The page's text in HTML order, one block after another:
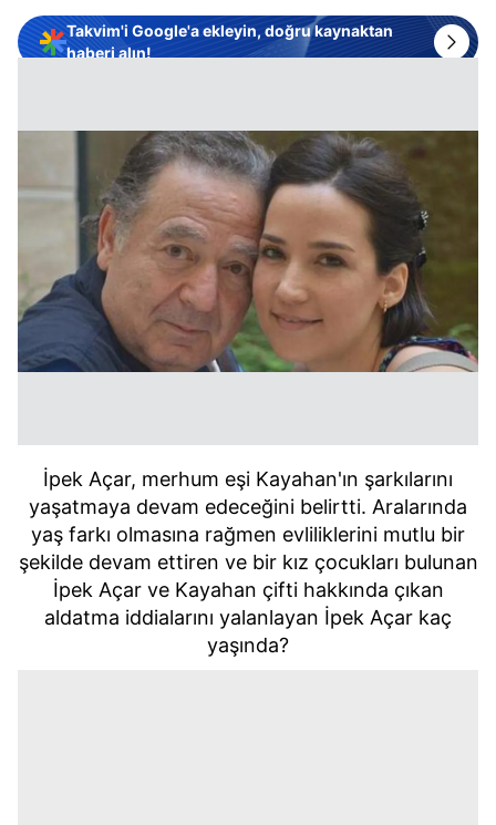
Takvim'i Google'a ekleyin, doğru kaynaktan
haberi alın!
İpek Açar, merhum eşi Kayahan'ın şarkılarını
yaşatmaya devam edeceğini belirtti. Aralarında
yaş farkı olmasına rağmen evliliklerini mutlu bir
şekilde devam ettiren ve bir kız çocukları bulunan
İpek Açar ve Kayahan çifti hakkında çıkan
aldatma iddialarını yalanlayan İpek Açar kaç
yaşında?